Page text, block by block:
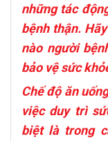
những tác
bệnh thận.
nào người
bảo vệ sức
Chế độ ăn
việc duy trì
biệt là trong